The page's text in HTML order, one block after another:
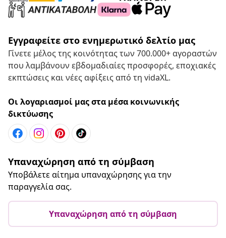
Εγγραφείτε στο ενημερωτικό δελτίο μας
Γίνετε μέλος της κοινότητας των 700.000+ αγοραστών
που λαμβάνουν εβδομαδιαίες προσφορές, εποχιακές
εκπτώσεις και νέες αφίξεις από τη vidaXL.
Οι λογαριασμοί μας στα μέσα κοινωνικής
δικτύωσης
Υπαναχώρηση από τη σύμβαση
Υποβάλετε αίτημα υπαναχώρησης για την
παραγγελία σας.
Υπαναχώρηση από τη σύμβαση